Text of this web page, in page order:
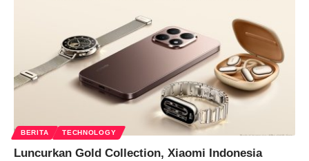
BERITA TECHNOLOGY
Luncurkan Gold Collection, Xiaomi Indonesia